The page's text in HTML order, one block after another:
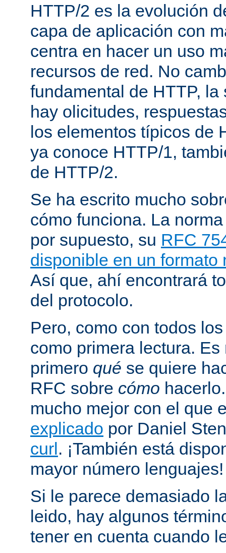
HTTP/2 es la evolución
capa de aplicación con
centra en hacer un uso
recursos de red. No
fundamental de HTTP, la
hay olicitudes,
los elementos típicos de
ya conoce HTTP/1,
de HTTP/2.
Se ha escrito mucho
cómo funciona. La
por supuesto, su RFC
disponible en un formato
Así que, ahí encontrará
del protocolo.
Pero, como con todos
como primera lectura.
primero qué se quiere
RFC sobre cómo
mucho mejor con el que
explicado por Daniel
curl. ¡También está
mayor número lenguajes!
Si le parece demasiado
leido, hay algunos
tener en cuenta cuando